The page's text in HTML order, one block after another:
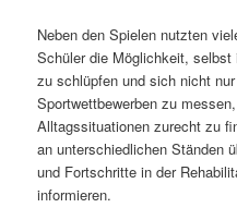
Neben den Spielen nutzten
Schüler die Möglichkeit,
zu schlüpfen und sich nicht
Sportwettbewerben zu
Alltagssituationen zurecht zu
an unterschiedlichen Ständen
und Fortschritte in der
informieren.